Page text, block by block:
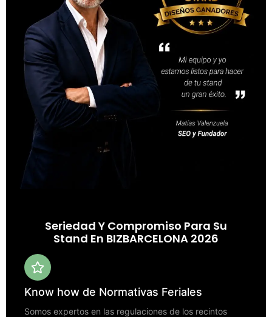
Seriedad Y Compromiso Para Su
Stand En BIZBARCELONA 2026
Know how de Normativas Feriales
Somos expertos en las regulaciones de los recintos